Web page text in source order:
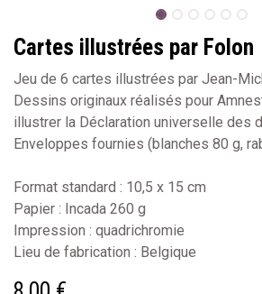
Cartes illustrées par Folon
Jeu de 6 cartes illustrées par Jean-
Dessins originaux réalisés pour
illustrer la Déclaration universelle des
Enveloppes fournies (blanches 80 g,
Format standard : 10,5 x 15 cm
Papier : Incada 260 g
Impression : quadrichromie
Lieu de fabrication : Belgique